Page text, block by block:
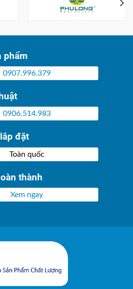
phẩm
0907.996.379
0906.514.983
đặt
Toàn quốc
thành
Xem ngay